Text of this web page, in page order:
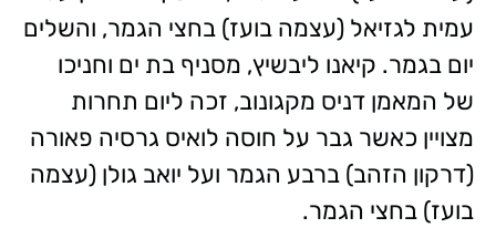
עמית לגזיאל (עצמה בועז) בחצי הגמר, והשלים
יום בגמר. קיאנו ליבשיץ, מסניף בת ים וחניכו
של המאמן דניס מקגונוב, זכה ליום תחרות
מצויין כאשר גבר על חוסה לואיס גרסיה פאורה
(דרקון הזהב) ברבע הגמר ועל יואב גולן (עצמה
בועז) בחצי הגמר.